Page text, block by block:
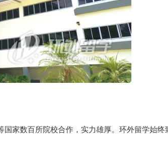
家数百所院校合作，实力雄厚。环外留学始